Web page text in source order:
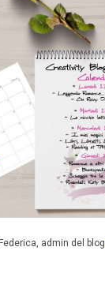
admin del blog